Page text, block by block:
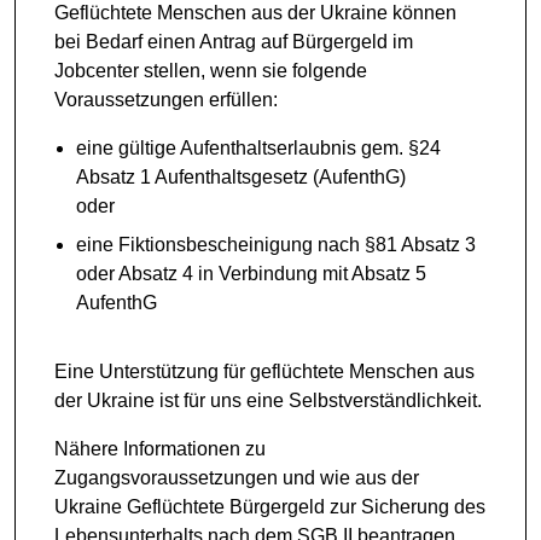
Geflüchtete Menschen aus der Ukraine können
bei Bedarf einen Antrag auf Bürgergeld im
Jobcenter stellen, wenn sie folgende
Voraussetzungen erfüllen:
eine gültige Aufenthaltserlaubnis gem. §24
Absatz 1 Aufenthaltsgesetz (AufenthG)
oder
eine Fiktionsbescheinigung nach §81 Absatz 3
oder Absatz 4 in Verbindung mit Absatz 5
AufenthG
Eine Unterstützung für geflüchtete Menschen aus
der Ukraine ist für uns eine Selbstverständlichkeit.
Nähere Informationen zu
Zugangsvoraussetzungen und wie aus der
Ukraine Geflüchtete Bürgergeld zur Sicherung des